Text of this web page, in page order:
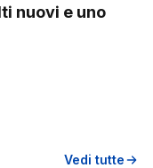
nuovi e uno
Vedi tutte